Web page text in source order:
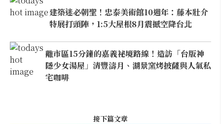
建築迷必朝聖！忠泰美術館10週年：藤本壯介
特展打頭陣，1:5大屋根8月震撼空降台北
離市區15分鐘的嘉義祕境路線！造訪「台版神
隱少女湯屋」清豐濤月、湖景窯烤披薩與人氣私
宅咖啡
接下篇文章